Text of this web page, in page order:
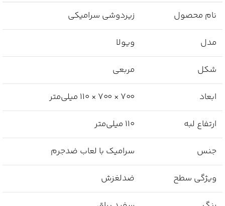
نام محصول زیردوشی سرامیکی
مدل ویولا
شکل مربعی
ابعاد ۷۰۰ × ۷۰۰ × ۱۱۰ میلی‌متر
ارتفاع لبه ۱۱۰ میلی‌متر
جنس سرامیک با لعاب ضدجرم
ویژگی سطح ضدلغزش